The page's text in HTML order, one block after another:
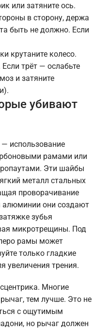
или затяните ось.
в сторону, держа
быть не должно. Если
крутаните колесо.
трёт — ослабьте
и затяните
убивают
использование
рамами или
Эти шайбы
металл стальных
проворачивание
алюминии они создают
зубья
микротрещины. Под
рамы может
только гладкие
увеличения трения.
Многие
тем лучше. Это не
с ощутимым
но рычаг должен